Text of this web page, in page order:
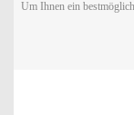
Um Ihnen ein